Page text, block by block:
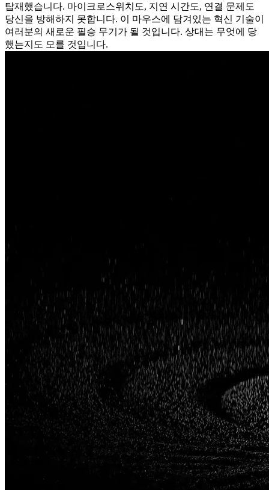
탑재했습니다. 마이크로스위치도, 지연 시간도, 연결 문제도
당신을 방해하지 못합니다. 이 마우스에 담겨있는 혁신 기술이
여러분의 새로운 필승 무기가 될 것입니다. 상대는 무엇에 당
했는지도 모를 것입니다.